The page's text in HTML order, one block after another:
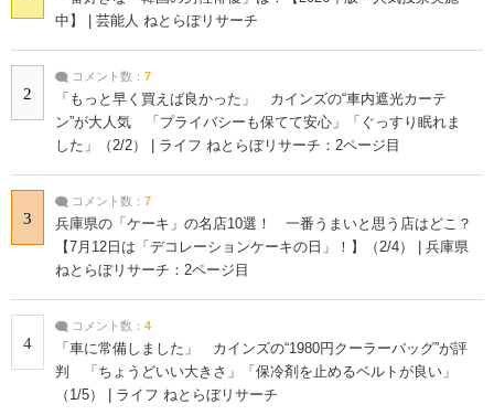
中】 | 芸能人 ねとらぼリサーチ
2
コメント数： 7
「もっと早く買えば良かった」 カインズの“車内遮光カーテ
ン”が大人気 「プライバシーも保てて安心」「ぐっすり眠れま
した」（2/2） | ライフ ねとらぼリサーチ：2ページ目
3
コメント数： 7
兵庫県の「ケーキ」の名店10選！ 一番うまいと思う店はどこ？
【7月12日は「デコレーションケーキの日」！】（2/4） | 兵庫県
ねとらぼリサーチ：2ページ目
4
コメント数： 4
「車に常備しました」 カインズの“1980円クーラーバッグ”が評
判 「ちょうどいい大きさ」「保冷剤を止めるベルトが良い」
（1/5） | ライフ ねとらぼリサーチ